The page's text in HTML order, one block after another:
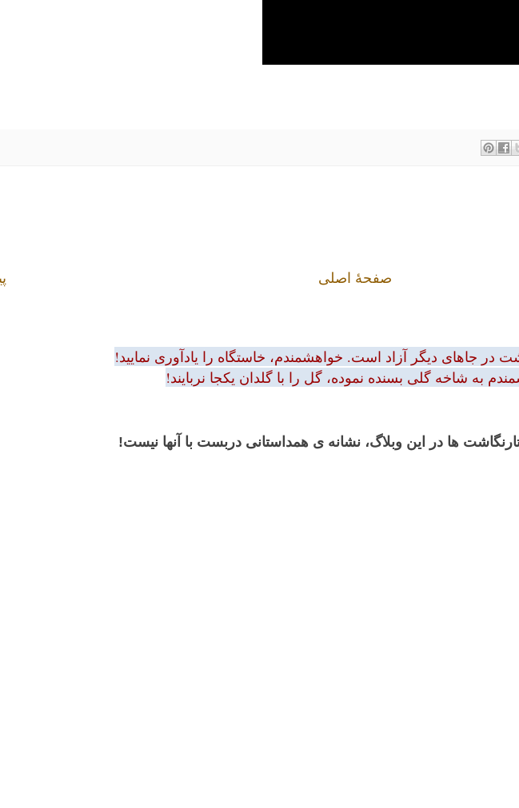
صفحهٔ اصلی
در جاهای دیگر آزاد است. خواهشمندم، خاستگاه را یادآوری نمایید!
به شاخه گلی بسنده نموده، گل را با گلدان یکجا نربایند!
ها در این وبلاگ، نشانه ی همداستانی دربست با آنها نیست!